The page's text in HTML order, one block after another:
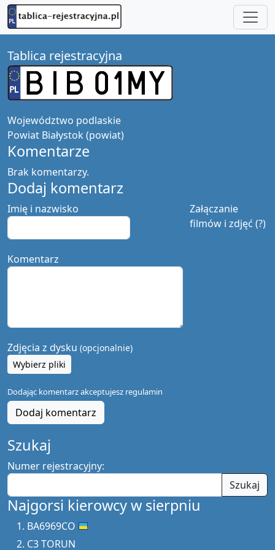
Tablica rejestracyjna
Województwo podlaskie
Powiat Białystok (powiat)
Komentarze
Brak komentarzy.
Dodaj komentarz
Załączanie
filmów i zdjęć (?)
Imię i nazwisko
Komentarz
Zdjęcia z dysku (opcjonalnie)
Wybierz pliki
Dodając komentarz akceptujesz regulamin
Dodaj komentarz
Szukaj
Numer rejestracyjny:
Szukaj
Najgorsi kierowcy w sierpniu
BA6969CO
C3 TORUN